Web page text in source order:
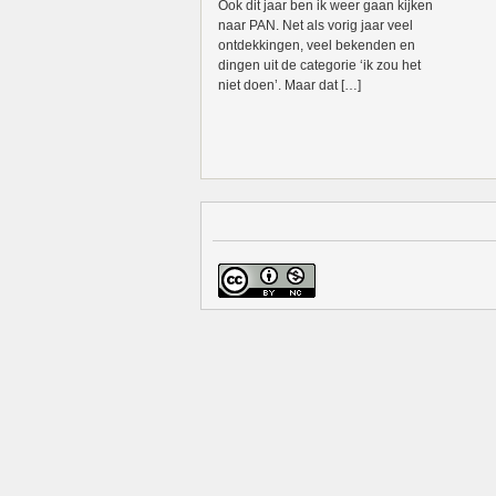
Ook dit jaar ben ik weer gaan kijken
naar PAN. Net als vorig jaar veel
ontdekkingen, veel bekenden en
dingen uit de categorie ‘ik zou het
niet doen’. Maar dat […]